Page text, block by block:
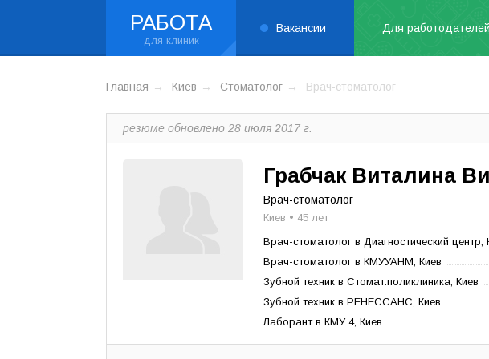
РАБОТА Вакансии Для работодателей
Главная Киев Стоматолог Врач-стоматолог
резюме обновлено 28 июля 2017 г.
Грабчак Виталина
Врач-стоматолог
Киев • 45 лет
Врач-стоматолог в Диагностический центр,
Врач-стоматолог в КМУУАНМ, Киев
Зубной техник в Стомат.поликлиника, Киев
Зубной техник в РЕНЕССАНС, Киев
Лаборант в КМУ 4, Киев